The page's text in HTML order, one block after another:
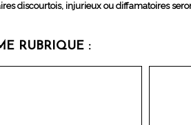
discourtois, injurieux ou diffamatoires
RUBRIQUE :